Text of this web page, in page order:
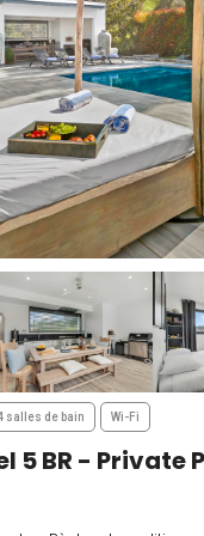
salles de bain Wi-Fi
5 BR - Private